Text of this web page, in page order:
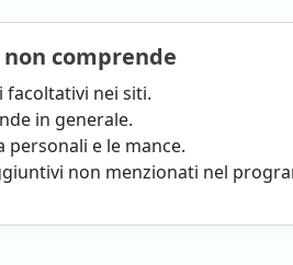
comprende
facoltativi nei siti.
in generale.
personali e le mance.
non menzionati nel